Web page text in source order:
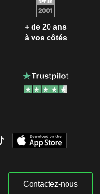
+ de 20 ans
à vos côtés
Contactez-nous